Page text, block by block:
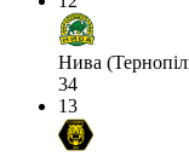
Нива
34
13